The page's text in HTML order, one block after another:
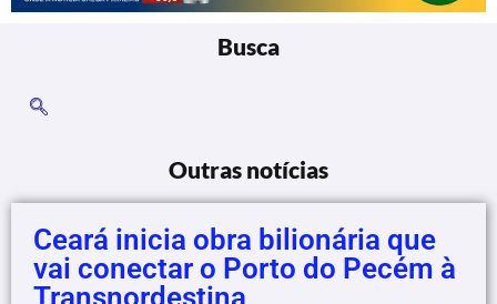
Busca
Outras notícias
Ceará inicia obra bilionária que
vai conectar o Porto do Pecém à
Transnordestina